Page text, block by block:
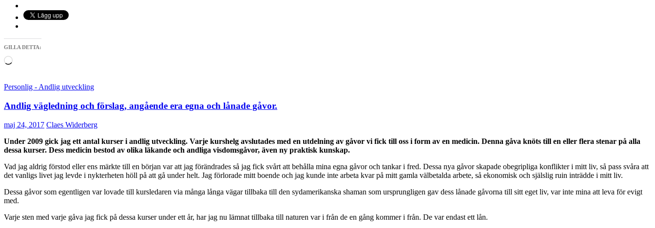
GILLA DETTA:
Laddar
Personlig - Andlig utveckling
Andlig vägledning och förslag, angående era egna och lånade gåvor.
maj 24, 2017 Claes Widerberg
Under 2009 gick jag ett antal kurser i andlig utveckling. Varje kurshelg avslutades med en utdelning av gåvor vi fick till oss i form av en medicin. Denna gåva knöts till en eller flera stenar på alla
dessa kurser. Dess medicin bestod av olika läkande och andliga visdomsgåvor, även ny praktisk kunskap.
Vad jag aldrig förstod eller ens märkte till en början var att jag förändrades så jag fick svårt att behålla mina egna gåvor och tankar i fred. Dessa nya gåvor skapade obegripliga konflikter i mitt liv, så pass svåra att
det vanligs livet jag levde i nykterheten höll på att gå under helt. Jag förlorade mitt boende och jag kunde inte arbeta kvar på mitt gamla välbetalda arbete, så ekonomisk och själslig ruin inträdde i mitt liv.
Dessa gåvor som egentligen var lovade till kursledaren via många långa vägar tillbaka till den sydamerikanska shaman som ursprungligen gav dess lånade gåvorna till sitt eget liv, var inte mina att leva för evigt
med.
Varje sten med varje gåva jag fick på dessa kurser under ett år, har jag nu lämnat tillbaka till naturen var i från de en gång kommer i från. De var endast ett lån.